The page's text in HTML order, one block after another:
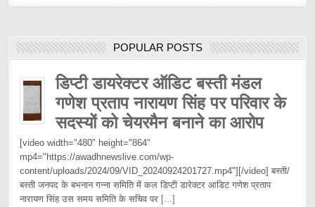
POPULAR POSTS
डिप्टी डायरेक्टर ऑडिट बस्ती मंडल
गणेश प्रताप नारायण सिंह पर परिवार के
सदस्यों को चेयरमैन बनाने का आरोप
[video width="480" height="864"
mp4="https://awadhnewslive.com/wp-
content/uploads/2024/09/VID_20240924201727.mp4"][/video] बस्ती/
बस्ती जनपद के बभनान गन्ना समिति में कल डिप्टी डारेक्टर आडिट गणेश प्रताप
नारायण सिंह उस समय समिति के सचिव पर [...]